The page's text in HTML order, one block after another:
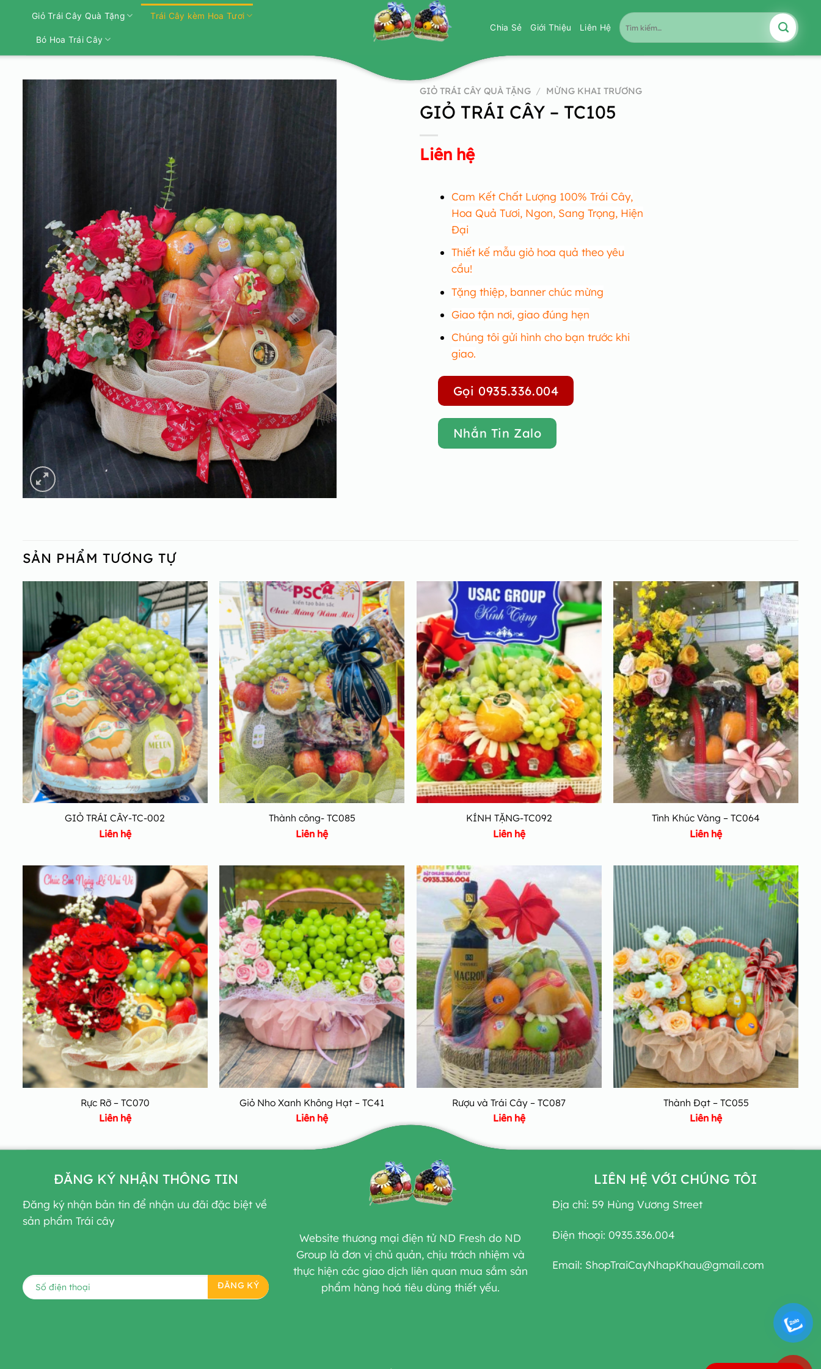
dung
Giỏ Trái Cây Quà Tặng Trái Cây kèm Hoa Tươi
Bó Hoa Trái Cây
Chia Sẻ Giới Thiệu Liên Hệ
Tìm
kiếm:
GIỎ TRÁI CÂY QUÀ TẶNG / MỪNG KHAI TRƯƠNG
GIỎ TRÁI CÂY – TC105
Liên hệ
Cam Kết Chất Lượng 100% Trái Cây,
Hoa Quả Tươi, Ngon, Sang Trọng, Hiện
Đại
Thiết kế mẫu giỏ hoa quả theo yêu
cầu!
Tặng thiệp, banner chúc mừng
Giao tận nơi, giao đúng hẹn
Chúng tôi gửi hình cho bạn trước khi
giao.
Gọi 0935.336.004
Nhắn Tin Zalo
SẢN PHẨM TƯƠNG TỰ
GIỎ TRÁI CÂY-TC-002
Liên hệ
Thành công- TC085
Liên hệ
KÍNH TẶNG-TC092
Liên hệ
Tình Khúc Vàng – TC064
Liên hệ
Rực Rỡ – TC070
Liên hệ
Giỏ Nho Xanh Không Hạt – TC41
Liên hệ
Rượu và Trái Cây – TC087
Liên hệ
Thành Đạt – TC055
Liên hệ
ĐĂNG KÝ NHẬN THÔNG TIN
Đăng ký nhận bản tin để nhận ưu đãi đặc biệt về
sản phẩm Trái cây
Website thương mại điện tử ND Fresh do ND
Group là đơn vị chủ quản, chịu trách nhiệm và
thực hiện các giao dịch liên quan mua sắm sản
phẩm hàng hoá tiêu dùng thiết yếu.
LIÊN HỆ VỚI CHÚNG TÔI
Địa chỉ: 59 Hùng Vương Street
Điện thoại: 0935.336.004
Email: ShopTraiCayNhapKhau@gmail.com